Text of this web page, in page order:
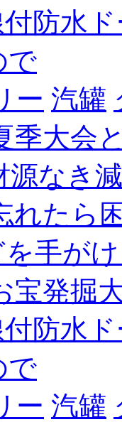
防水
で
ー 汽罐
季大会
源なき
れたら
手が
宝発掘
防水
で
ー 汽罐